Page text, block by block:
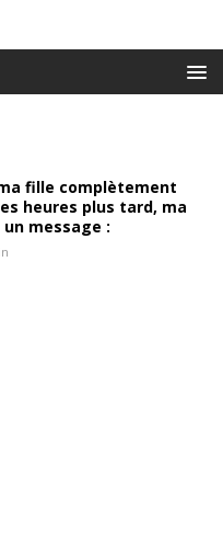
ma fille complètement
heures plus tard, ma
un message :